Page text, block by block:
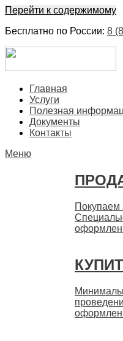
Перейти к содержимому
Бесплатно по России: 8
БыстроГлавная
Услуги
Полезная
Документы
Контакты
Меню
Покупаем